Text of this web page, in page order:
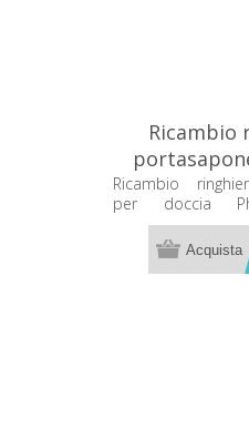
Ricambio
Pharo
Ricambio
per doccia
26206000